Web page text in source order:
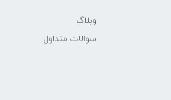
وبلاگ
سوالات متداول